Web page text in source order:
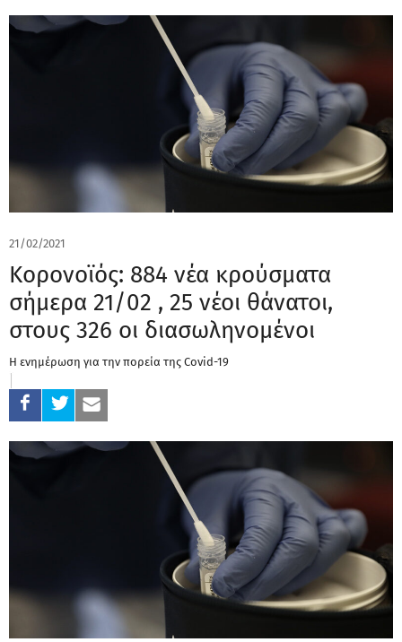
21/02/2021
Κορονοϊός: 884 νέα κρούσματα
σήμερα 21/02 , 25 νέοι θάνατοι,
στους 326 οι διασωληνομένοι
Η ενημέρωση για την πορεία της Covid-19